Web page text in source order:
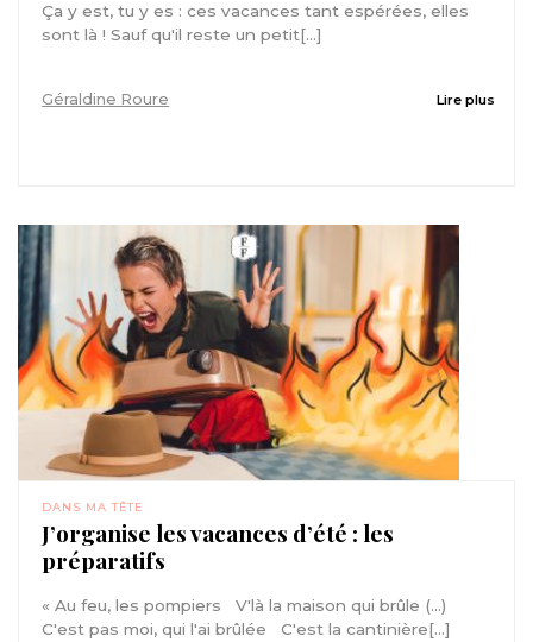
Ça y est, tu y es : ces vacances tant espérées, elles
sont là ! Sauf qu'il reste un petit[...]
Géraldine Roure Lire plus
DANS MA TÊTE
J’organise les vacances d’été : les
préparatifs
« Au feu, les pompiers V'là la maison qui brûle (…)
C'est pas moi, qui l'ai brûlée C'est la cantinière[...]